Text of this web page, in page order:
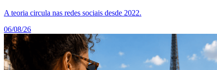
A teoria circula nas redes sociais desde 2022.
06/08/26